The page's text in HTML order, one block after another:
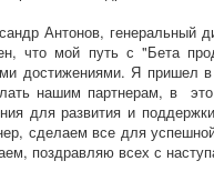
Антонов, генеральный
что мой путь с "Бета
достижениями. Я пришел
нашим партнерам, в
для развития и
сделаем все для
поздравляю всех с